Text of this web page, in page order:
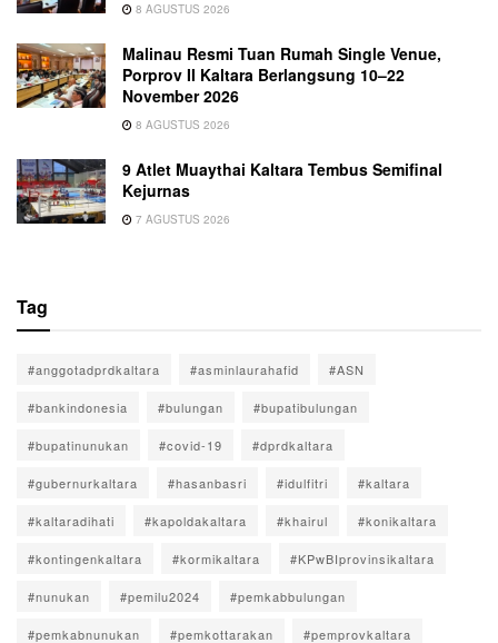
8 AGUSTUS 2026
Malinau Resmi Tuan Rumah Single Venue,
Porprov II Kaltara Berlangsung 10–22
November 2026
8 AGUSTUS 2026
9 Atlet Muaythai Kaltara Tembus Semifinal
Kejurnas
7 AGUSTUS 2026
Tag
#anggotadprdkaltara #asminlaurahafid #ASN
#bankindonesia #bulungan #bupatibulungan
#bupatinunukan #covid-19 #dprdkaltara
#gubernurkaltara #hasanbasri #idulfitri #kaltara
#kaltaradihati #kapoldakaltara #khairul #konikaltara
#kontingenkaltara #kormikaltara #KPwBIprovinsikaltara
#nunukan #pemilu2024 #pemkabbulungan
#pemkabnunukan #pemkottarakan #pemprovkaltara